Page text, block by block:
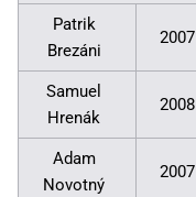
Patrik
Brezáni
2007
Samuel
Hrenák
2008
Adam
Novotný
2007